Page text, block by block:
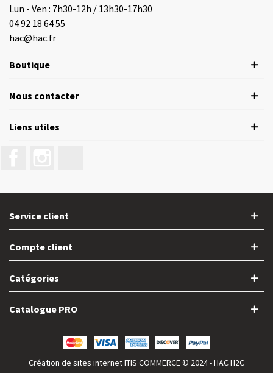
Lun - Ven : 7h30-12h / 13h30-17h30
04 92 18 64 55
hac@hac.fr
Boutique
Nous contacter
Liens utiles
Service client
Compte client
Catégories
Catalogue PRO
Création de sites internetITIS COMMERCE© 2024 - HAC H2C